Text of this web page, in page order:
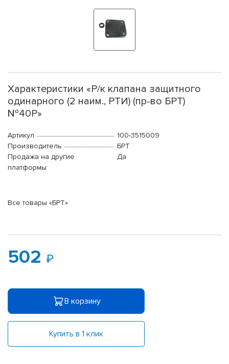
Характеристики «Р/к клапана защитного
одинарного (2 наим., РТИ) (пр-во БРТ)
№40Р»
Артикул
100-3515009
Производитель
БРТ
Продажа на другие
платформы
Да
Все товары «БРТ»
502
В корзину
Купить в 1 клик